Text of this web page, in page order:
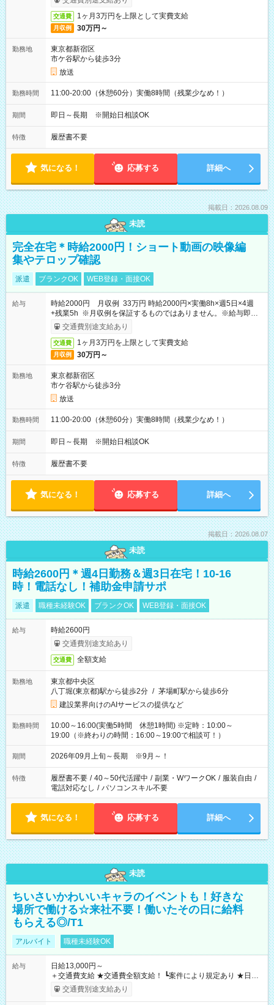
交通費 1ヶ月3万円を上限として実費支給
月収例 30万円～
勤務地
東京都新宿区
市ケ谷駅から徒歩3分
放送
勤務時間 11:00-20:00（休憩60分）実働8時間（残業少なめ！）
期間 即日～長期 ※開始日相談OK
特徴 履歴書不要
気になる！ 応募する 詳細へ
掲載日：2026.08.09
未読
完全在宅＊時給2000円！ショート動画の映像編
集やテロップ確認
派遣 ブランクOK WEB登録・面接OK
給与
時給2000円 月収例 33万円 時給2000円×実働8h×週5日×4週
+残業5h ※月収例を保証するものではありません。※給与即受
取りサービス利用可（利用条件有）
交通費別途支給あり
交通費 1ヶ月3万円を上限として実費支給
月収例 30万円～
勤務地
東京都新宿区
市ケ谷駅から徒歩3分
放送
勤務時間 11:00-20:00（休憩60分）実働8時間（残業少なめ！）
期間 即日～長期 ※開始日相談OK
特徴 履歴書不要
気になる！ 応募する 詳細へ
掲載日：2026.08.07
未読
時給2600円＊週4日勤務＆週3日在宅！10-16
時！電話なし！補助金申請サポ
派遣 職種未経験OK ブランクOK WEB登録・面接OK
給与
時給2600円
交通費別途支給あり
交通費 全額支給
勤務地
東京都中央区
八丁堀(東京都)駅から徒歩2分 / 茅場町駅から徒歩6分
建設業界向けのAIサービスの提供など
勤務時間
10:00～16:00(実働5時間 休憩1時間) ※定時：10:00～
19:00（※終わりの時間：16:00～19:00で相談可！）
期間 2026年09月上旬～長期 ※9月～！
特徴 履歴書不要 / 40～50代活躍中 / 副業・WワークOK / 服装自由 /
電話対応なし / パソコンスキル不要
気になる！ 応募する 詳細へ
未読
ちいさいかわいいキャラのイベントも！好きな
場所で働ける☆来社不要！働いたその日に給料
もらえる◎/T1
アルバイト 職種未経験OK
給与
日給13,000円～
＋交通費支給 ★交通費全額支給！ ┗案件により規定あり ★日払
いOK！（規定あり） ┗働いたその日に現金GET♪ お仕事後はコ
ンビニATMから 日払い分を引き落とせます！ 【試用期間】試
交通費別途支給あり